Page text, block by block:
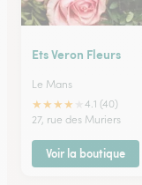
Ets Veron Fleurs
Le Mans
★★★★
4.1 (40)
27, rue des Muriers
Voir la boutique